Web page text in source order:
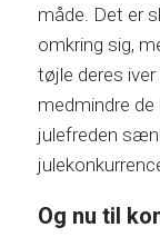
måde. Det er
omkring sig,
tøjle deres
medmindre de
julefreden
Og nu til